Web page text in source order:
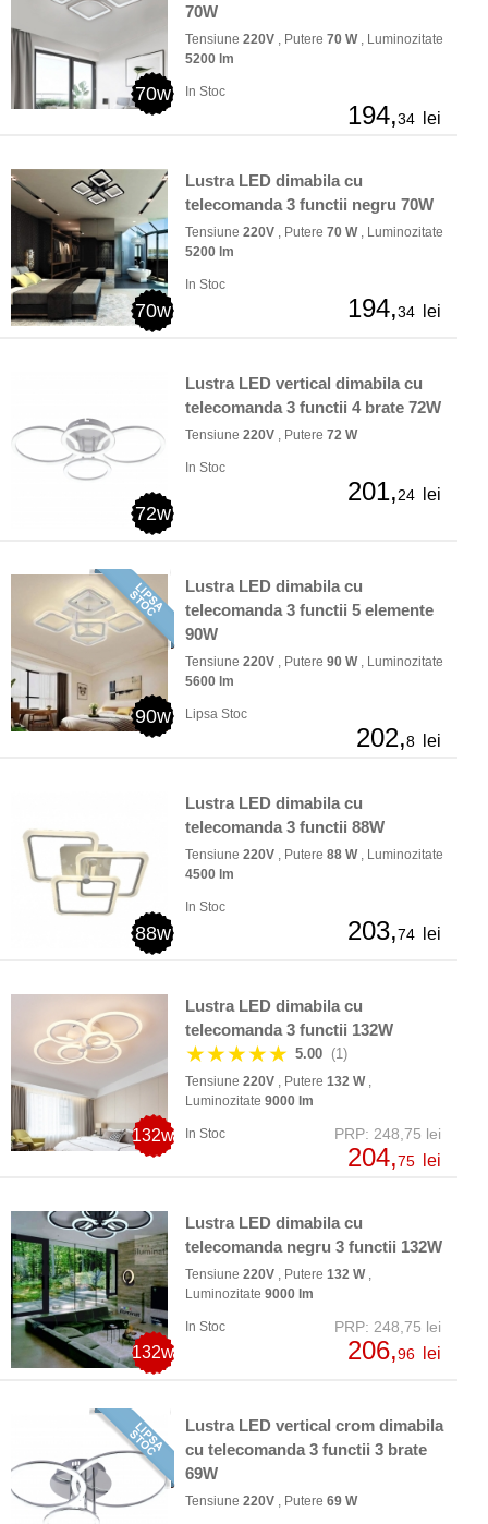
70w
70W
Tensiune 220V , Putere 70 W, Luminozitate
5200 lm
In Stoc
194,34 lei
70w
Lustra LED dimabila cu
telecomanda 3 functii negru 70W
Tensiune 220V , Putere 70 W, Luminozitate
5200 lm
In Stoc
194,34 lei
72w
Lustra LED vertical dimabila cu
telecomanda 3 functii 4 brate 72W
Tensiune 220V , Putere 72 W
In Stoc
201,24 lei
90w
Lustra LED dimabila cu
telecomanda 3 functii 5 elemente
90W
Tensiune 220V , Putere 90 W, Luminozitate
5600 lm
Lipsa Stoc
202,8 lei
88w
Lustra LED dimabila cu
telecomanda 3 functii 88W
Tensiune 220V , Putere 88 W, Luminozitate
4500 lm
In Stoc
203,74 lei
132w
Lustra LED dimabila cu
telecomanda 3 functii 132W
★★★★★ 5.00 (1)
Tensiune 220V , Putere 132 W,
Luminozitate 9000 lm
In Stoc PRP: 248,75 lei
204,75 lei
132w
Lustra LED dimabila cu
telecomanda negru 3 functii 132W
Tensiune 220V , Putere 132 W,
Luminozitate 9000 lm
In Stoc PRP: 248,75 lei
206,96 lei
Lustra LED vertical crom dimabila
cu telecomanda 3 functii 3 brate
69W
Tensiune 220V , Putere 69 W